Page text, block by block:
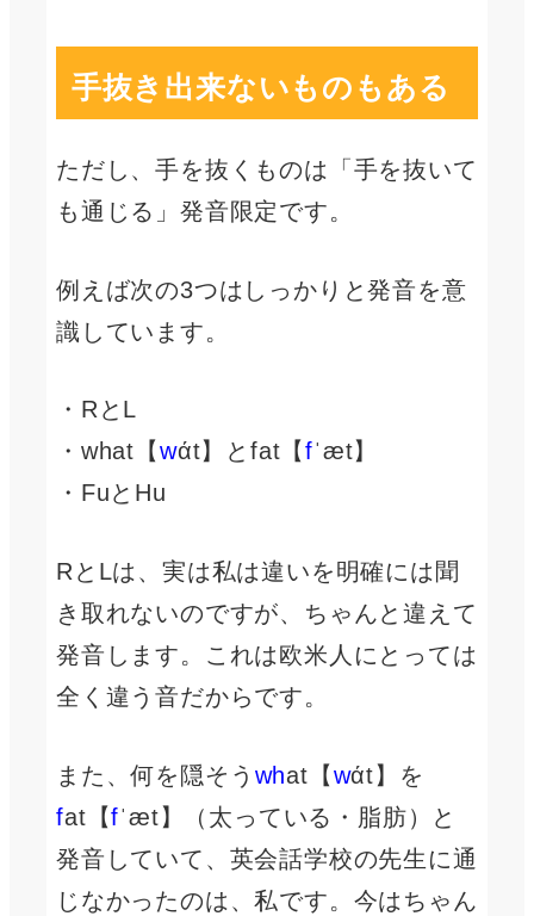
手抜き出来ないものもある
ただし、手を抜くものは「手を抜いて
も通じる」発音限定です。
例えば次の3つはしっかりと発音を意
識しています。
・RとL
・what【wάt】とfat【fˈæt】
・FuとHu
RとLは、実は私は違いを明確には聞
き取れないのですが、ちゃんと違えて
発音します。これは欧米人にとっては
全く違う音だからです。
また、何を隠そう what【wάt】を
fat【fˈæt】（太っている・脂肪）と
発音していて、英会話学校の先生に通
じなかったのは、私です。今はちゃん